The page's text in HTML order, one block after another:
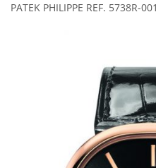
PATEK PHILIPPE REF. 5738R-